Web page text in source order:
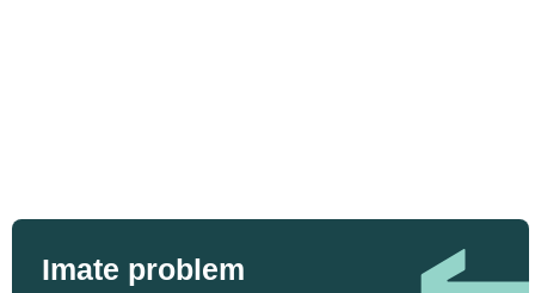
Imate problem